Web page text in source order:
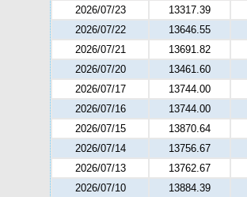
2026/07/23
13317.39
2026/07/22
13646.55
2026/07/21
13691.82
2026/07/20
13461.60
2026/07/17
13744.00
2026/07/16
13744.00
2026/07/15
13870.64
2026/07/14
13756.67
2026/07/13
13762.67
2026/07/10
13884.39